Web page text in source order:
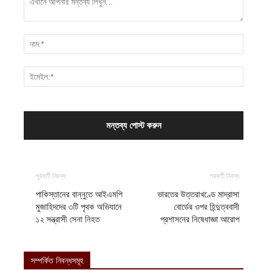
পূর্ববর্তী নিবন্ধ
পাকিস্তানের বান্নুতে আইএমপি
মুজাহিদদের ৩টি পৃথক অভিযানে
১২ সন্ত্রাসী সেনা নিহত
পরবর্তী নিবন্ধ
ভারতের উত্তরাখণ্ডে মাদ্রাসা
বোর্ডের ওপর হিন্দুত্ববাদী
প্রশাসনের নিষেধাজ্ঞা আরোপ
সম্পর্কিত নিবন্ধসমূহ